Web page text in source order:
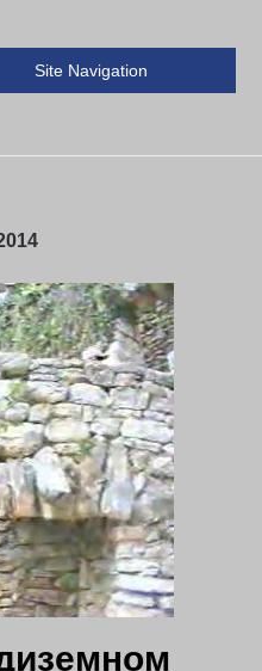
Site Navigation